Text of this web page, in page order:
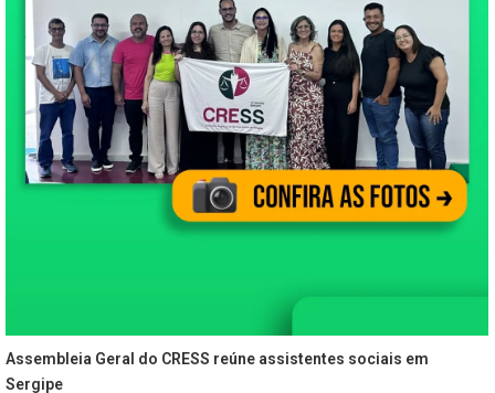
Assembleia Geral do CRESS reúne assistentes sociais em
Sergipe